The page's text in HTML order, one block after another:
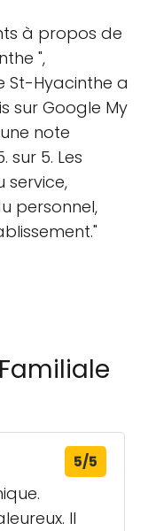
à propos de
",
St-Hyacinthe a
sur Google My
note
sur 5. Les
service,
personnel,
5/5
Il